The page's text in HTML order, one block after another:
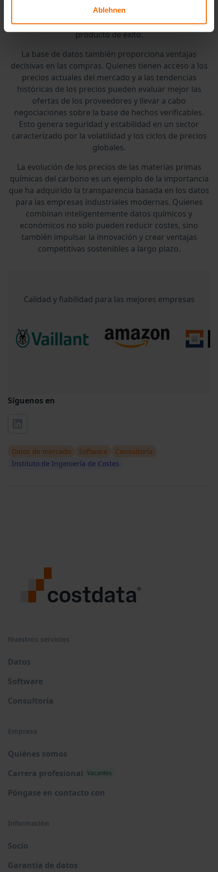
Ablehnen
conocimientos químicos y transparencia económica
del mercado constituye la base de las estrategias de
producto de éxito.
La base de datos también proporciona ventajas
decisivas en las compras. Quienes tienen acceso a los
precios actuales del mercado y a las tendencias
históricas de los precios pueden evaluar mejor las
ofertas de los proveedores y llevar a cabo
negociaciones sobre la base de hechos verificables.
Esto genera seguridad y estabilidad en un sector
caracterizado por la volatilidad y los ciclos de precios
globales.
La evolución de los precios de las materias primas
químicas del carbono es un ejemplo de la importancia
que ha adquirido la transparencia basada en los datos
para las empresas industriales modernas. Quienes
combinan inteligentemente datos químicos y
económicos no solo pueden reducir costes, sino
también impulsar la innovación y crear ventajas
competitivas sostenibles a largo plazo.
Calidad y fiabilidad para las mejores empresas
Síguenos en
Datos de mercado Software
Consultoría
Instituto de Ingeniería de Costes
Nuestros servicios
Datos
Software
Consultoría
Empresa
Quiénes somos
Carrera profesional Vacantes
Póngase en contacto con
Información
Socio
Garantía de datos